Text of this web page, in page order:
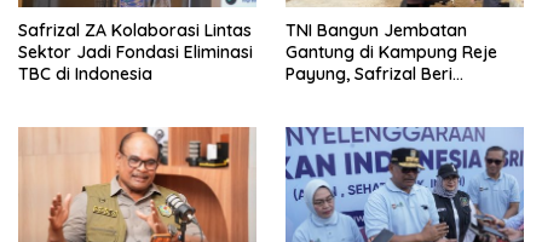
Safrizal ZA Kolaborasi Lintas
Sektor Jadi Fondasi Eliminasi
TBC di Indonesia
TNI Bangun Jembatan
Gantung di Kampung Reje
Payung, Safrizal Beri